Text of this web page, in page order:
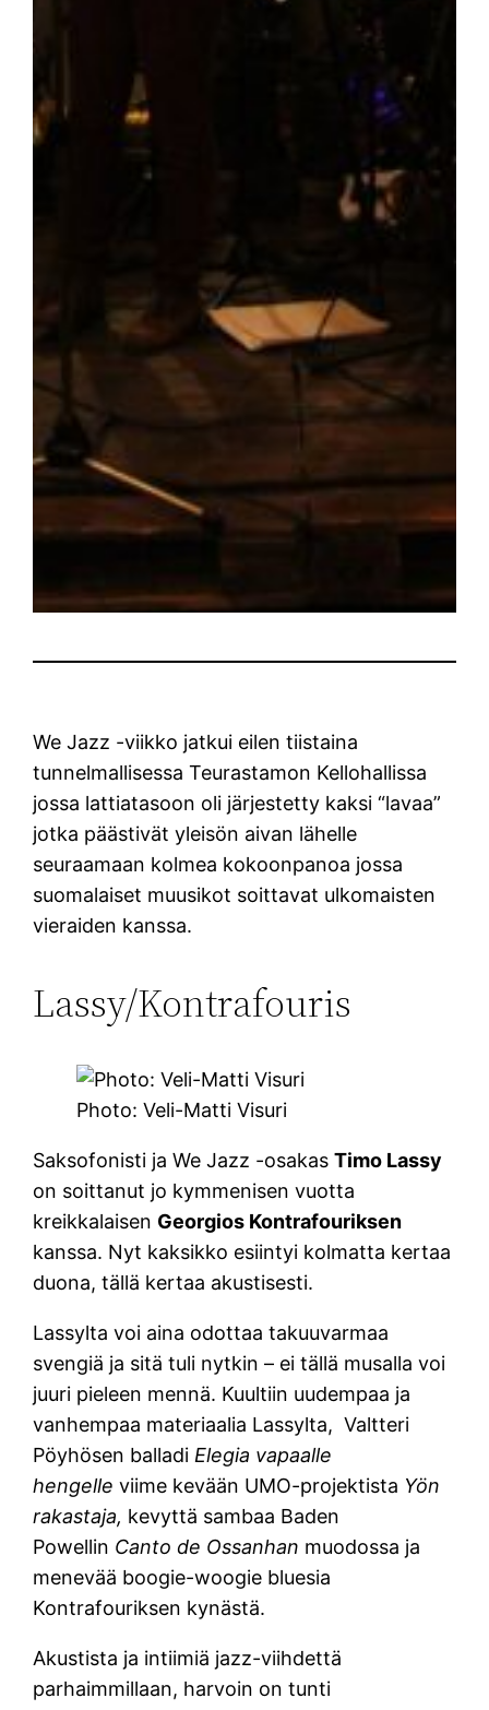
We Jazz -viikko jatkui eilen tiistaina
tunnelmallisessa Teurastamon Kellohallissa
jossa lattiatasoon oli järjestetty kaksi “lavaa”
jotka päästivät yleisön aivan lähelle
seuraamaan kolmea kokoonpanoa jossa
suomalaiset muusikot soittavat ulkomaisten
vieraiden kanssa.
Lassy/Kontrafouris
Photo: Veli-Matti Visuri
Saksofonisti ja We Jazz -osakasTimo Lassy
on soittanut jo kymmenisen vuotta
kreikkalaisen Georgios Kontrafouriksen
kanssa. Nyt kaksikko esiintyi kolmatta kertaa
duona, tällä kertaa akustisesti.
Lassylta voi aina odottaa takuuvarmaa
svengiä ja sitä tuli nytkin – ei tällä musalla voi
juuri pieleen mennä. Kuultiin uudempaa ja
vanhempaa materiaalia Lassylta, Valtteri
Pöyhösen balladi Elegia vapaalle
hengelleviime kevään UMO-projektista Yön
rakastaja, kevyttä sambaa Baden
Powellin Canto de Ossanhan muodossa ja
menevää boogie-woogie bluesia
Kontrafouriksen kynästä.
Akustista ja intiimiä jazz-viihdettä
parhaimmillaan, harvoin on tunti